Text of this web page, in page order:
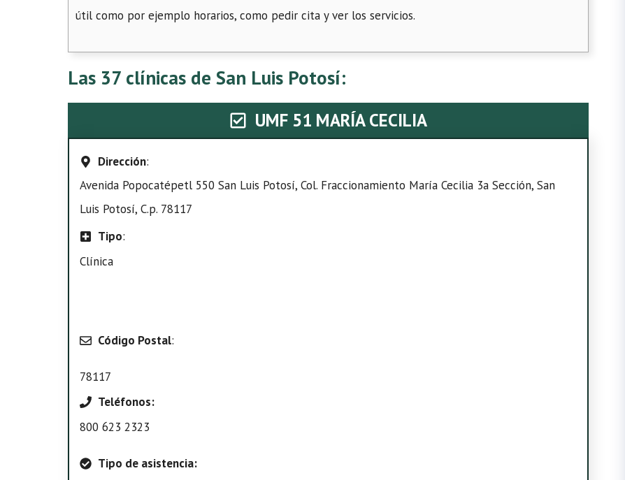
útil como por ejemplo horarios, como pedir cita y ver los servicios.
Las 37 clínicas de San Luis Potosí:
UMF 51 MARÍA CECILIA
Dirección:
Avenida Popocatépetl 550 San Luis Potosí, Col. Fraccionamiento María Cecilia 3a Sección, San
Luis Potosí, C.p. 78117
Tipo:
Clínica
Código Postal:
78117
Teléfonos:
800 623 2323
Tipo de asistencia: